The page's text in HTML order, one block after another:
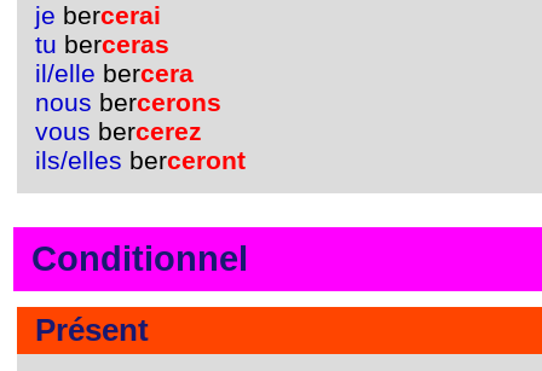
je bercerai
tu berceras
il/elle bercera
nous bercerons
vous bercerez
ils/elles berceront
Conditionnel
Présent